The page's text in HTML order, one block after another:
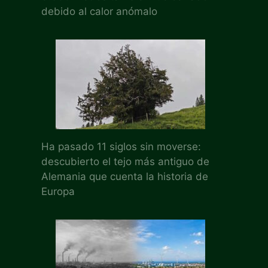
debido al calor anómalo
Ha pasado 11 siglos sin moverse:
descubierto el tejo más antiguo de
Alemania que cuenta la historia de
Europa